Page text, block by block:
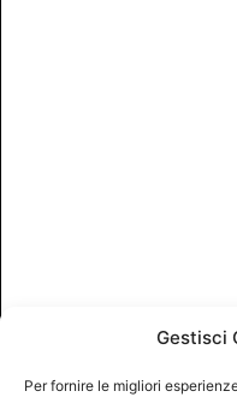
Gestisci
Per fornire le migliori